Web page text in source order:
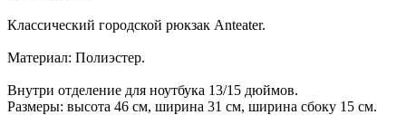
Классический городской рюкзак Anteater.
Материал: Полиэстер.
Внутри отделение для ноутбука 13/15 дюймов.
Размеры: высота 46 см, ширина 31 см, ширина сбоку 15 см.